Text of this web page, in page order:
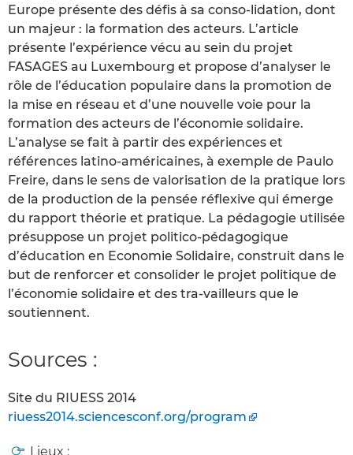
Europe présente des défis à sa conso-lidation, dont
un majeur : la formation des acteurs. L’article
présente l’expérience vécu au sein du projet
FASAGES au Luxembourg et propose d’analyser le
rôle de l’éducation populaire dans la promotion de
la mise en réseau et d’une nouvelle voie pour la
formation des acteurs de l’économie solidaire.
L’analyse se fait à partir des expériences et
références latino-américaines, à exemple de Paulo
Freire, dans le sens de valorisation de la pratique lors
de la production de la pensée réflexive qui émerge
du rapport théorie et pratique. La pédagogie utilisée
présuppose un projet politico-pédagogique
d’éducation en Economie Solidaire, construit dans le
but de renforcer et consolider le projet politique de
l’économie solidaire et des tra-vailleurs que le
soutiennent.
Sources :
Site du RIUESS 2014
riuess2014.sciencesconf.org/program
Lieux :